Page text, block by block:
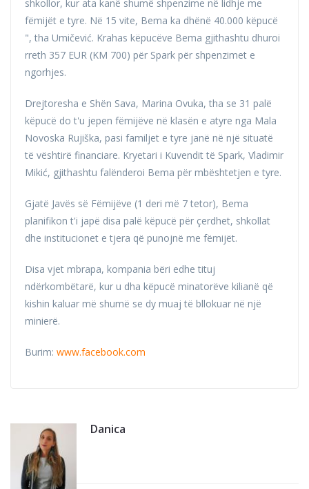
shkollor, kur ata kanë shumë shpenzime në lidhje me
fëmijët e tyre. Në 15 vite, Bema ka dhënë 40.000 këpucë
", tha Umičević. Krahas këpucëve Bema gjithashtu dhuroi
rreth 357 EUR (KM 700) për Spark për shpenzimet e
ngorhjes.
Drejtoresha e Shën Sava, Marina Ovuka, tha se 31 palë
këpucë do t'u jepen fëmijëve në klasën e atyre nga Mala
Novoska Rujiška, pasi familjet e tyre janë në një situatë
të vështirë financiare. Kryetari i Kuvendit të Spark, Vladimir
Mikić, gjithashtu falënderoi Bema për mbështetjen e tyre.
Gjatë Javës së Fëmijëve (1 deri më 7 tetor), Bema
planifikon t'i japë disa palë këpucë për çerdhet, shkollat ​​
dhe institucionet e tjera që punojnë me fëmijët.
Disa vjet mbrapa, kompania bëri edhe tituj
ndërkombëtarë, kur u dha këpucë minatorëve kilianë që
kishin kaluar më shumë se dy muaj të bllokuar në një
minierë.
Burim: www.facebook.com
Danica